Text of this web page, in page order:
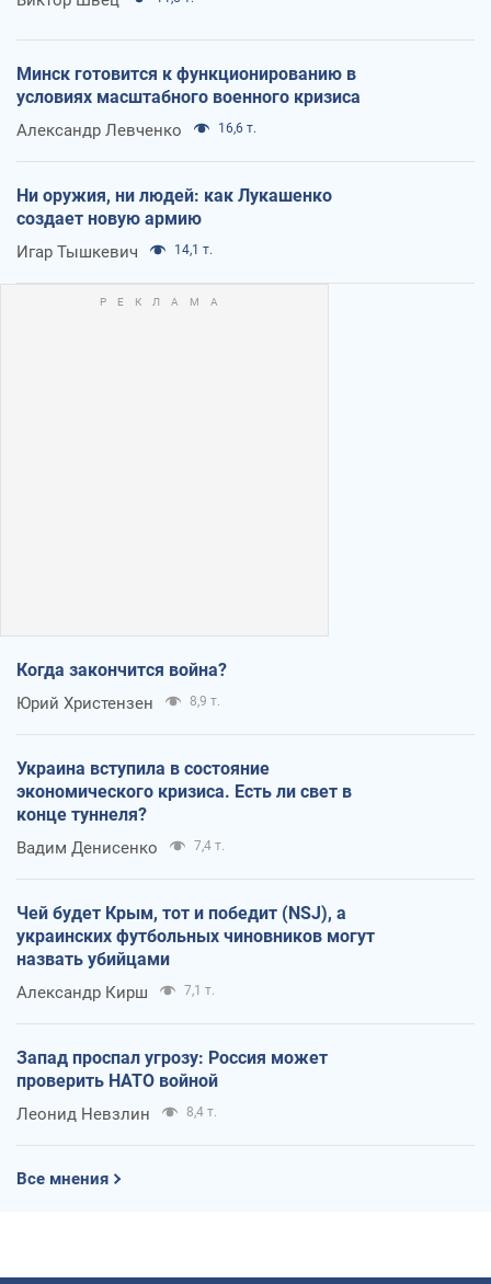
Минск готовится к функционированию в
условиях масштабного военного кризиса
Александр Левченко 16,6 т.
Ни оружия, ни людей: как Лукашенко
создает новую армию
Игар Тышкевич 14,1 т.
Когда закончится война?
Юрий Христензен 8,9 т.
Украина вступила в состояние
экономического кризиса. Есть ли свет в
конце туннеля?
Вадим Денисенко 7,4 т.
Чей будет Крым, тот и победит (NSJ), а
украинских футбольных чиновников могут
назвать убийцами
Александр Кирш 7,1 т.
Запад проспал угрозу: Россия может
проверить НАТО войной
Леонид Невзлин 8,4 т.
Все мнения